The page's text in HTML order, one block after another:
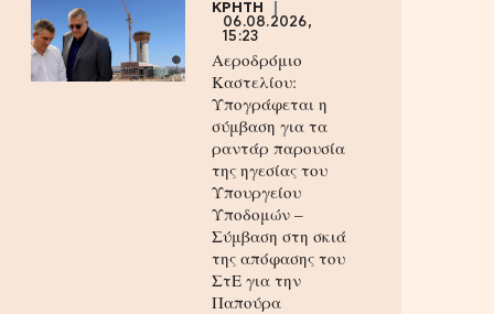
ΚΡΗΤΗ
06.08.2026,
15:23
Αεροδρόμιο
Καστελίου:
Υπογράφεται η
σύμβαση για τα
ραντάρ παρουσία
της ηγεσίας του
Υπουργείου
Υποδομών –
Σύμβαση στη σκιά
της απόφασης του
ΣτΕ για την
Παπούρα